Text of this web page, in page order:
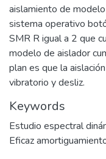
aislamiento de
sistema operativo
SMR R igual a 2 que
modelo de aislador
plan es que la
vibratorio y desliz.
Keywords
Estudio espectral
Eficaz